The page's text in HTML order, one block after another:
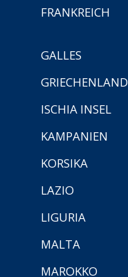
FRANKREICH
GALLES
GRIECHENLAND
ISCHIA INSEL
KAMPANIEN
KORSIKA
LAZIO
LIGURIA
MALTA
MAROKKO